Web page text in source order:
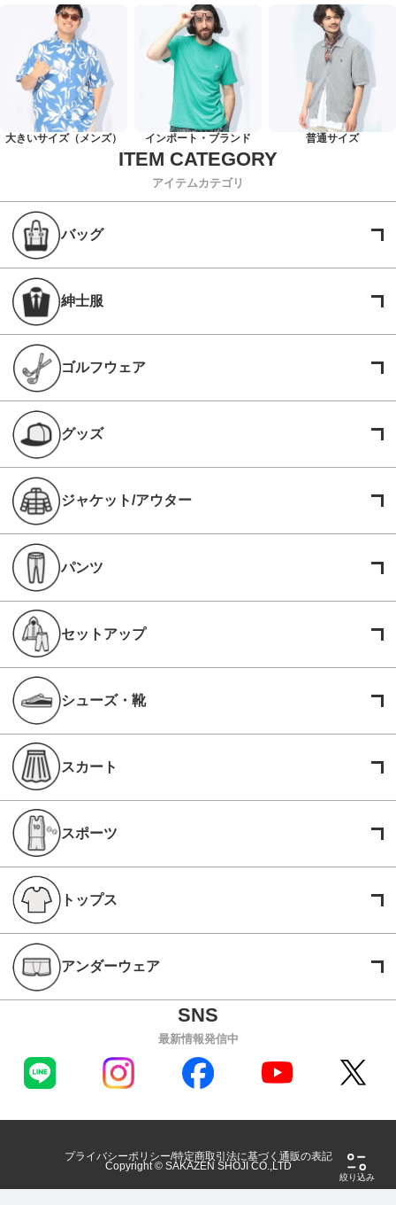
絞り込み
大きいサイズ（メンズ） インポート・ブランド 普通サイズ
アイテムカテゴリ
バッグ
紳士服
ゴルフウェア
グッズ
ジャケット/アウター
パンツ
セットアップ
シューズ・靴
スカート
スポーツ
トップス
アンダーウェア
最新情報発信中
プライバシーポリシー 特定商取引法に基づく通販の表記
Copyright © SAKAZEN SHOJI CO.,LTD